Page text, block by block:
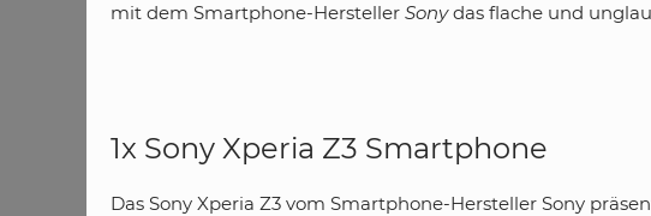
mit dem Smartphone-Hersteller Sonydas flache und
1x Sony Xperia Z3 Smartphone
Das Sony Xperia Z3 vom Smartphone-Hersteller Sony